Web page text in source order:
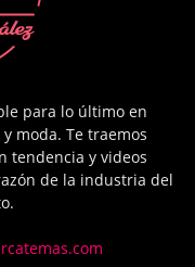
para lo último en
moda. Te traemos
tendencia y videos
de la industria del